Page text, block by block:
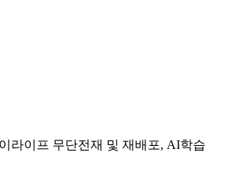
라이프 무단전재 및 재배포, AI학습